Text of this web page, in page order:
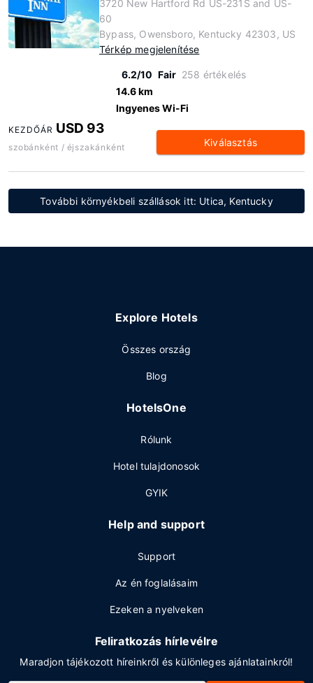
3720 New Hartford Rd US-231S and US-
60
Bypass, Owensboro, Kentucky 42303, US
Térkép megjelenítése
6.2/10 Fair 258 értékelés
14.6 km
Ingyenes Wi-Fi
KEZDŐÁR USD 93
szobánként / éjszakánként Kiválasztás
További környékbeli szállások itt: Utica, Kentucky
Explore Hotels
Összes ország
Blog
HotelsOne
Rólunk
Hotel tulajdonosok
GYIK
Help and support
Support
Az én foglalásaim
Ezeken a nyelveken
Feliratkozás hírlevélre
Maradjon tájékozott híreinkről és különleges ajánlatainkról!